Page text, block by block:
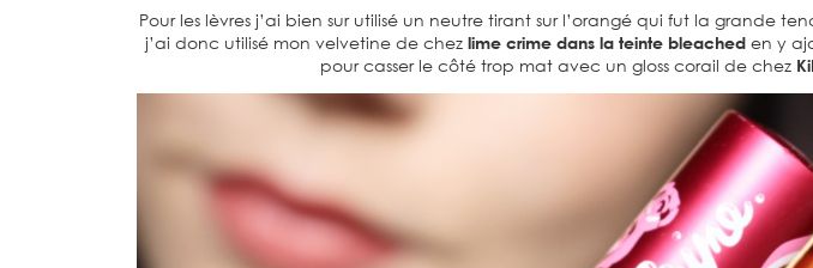
Pour les lèvres j’ai bien sur utilisé un neutre tirant sur l’orangé qui fut la grande
j’ai donc utilisé mon velvetine de chez lime crime dans la teinte bleacheden y
pour casser le côté trop mat avec un gloss corail de chez